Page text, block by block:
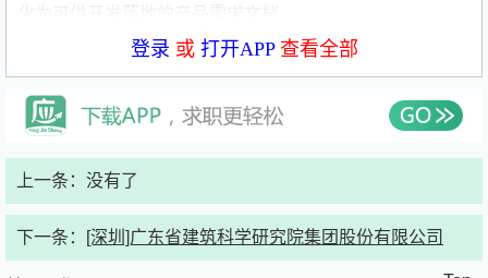
跟进开发进度，参与功能测试，确保最终开发的软件应用符
后期发展（培养方向）：
跨境电商运营相关业务（如店铺基础运营、商品上架、数据
二、 任职要求
登录 或 打开APP查看全部
上一条：没有了
下一条： [深圳]广东省建筑科学研究院集团股份有限公司